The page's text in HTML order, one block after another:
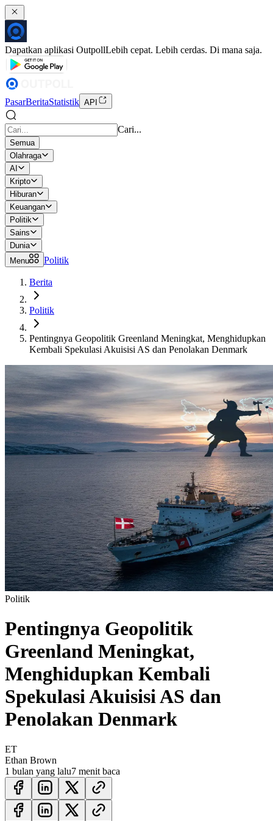
Dapatkan aplikasi OutpollLebih cepat. Lebih cerdas. Di mana saja.
PasarBeritaStatistik API
Cari...
Semua
Olahraga
AI
Kripto
Hiburan
Keuangan
Politik
Sains
Dunia
Menu
Politik
Berita
Politik
Pentingnya Geopolitik Greenland Meningkat, Menghidupkan
Kembali Spekulasi Akuisisi AS dan Penolakan Denmark
Politik
Pentingnya Geopolitik
Greenland Meningkat,
Menghidupkan Kembali
Spekulasi Akuisisi AS dan
Penolakan Denmark
ET
Ethan Brown
1 bulan yang lalu7 menit baca